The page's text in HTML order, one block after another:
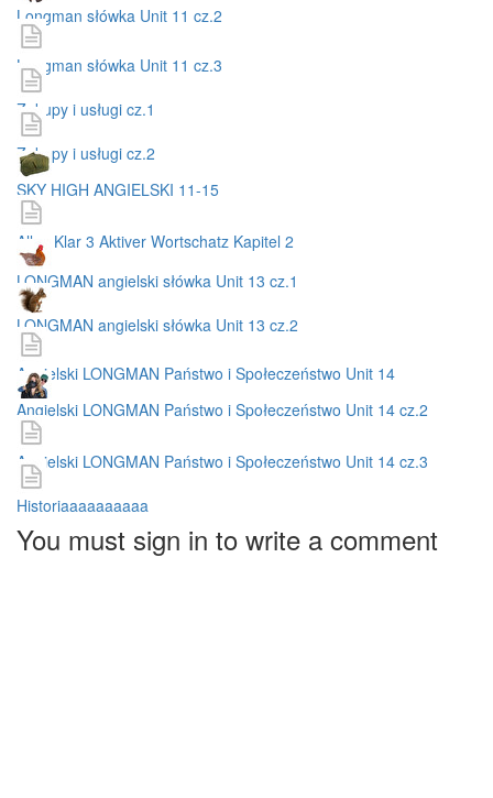
Longman słówka Unit 11 cz.2
Longman słówka Unit 11 cz.3
Zakupy i usługi cz.1
Zakupy i usługi cz.2
SKY HIGH ANGIELSKI 11-15
Alles Klar 3 Aktiver Wortschatz Kapitel 2
LONGMAN angielski słówka Unit 13 cz.1
LONGMAN angielski słówka Unit 13 cz.2
Angielski LONGMAN Państwo i Społeczeństwo Unit 14
Angielski LONGMAN Państwo i Społeczeństwo Unit 14 cz.2
Angielski LONGMAN Państwo i Społeczeństwo Unit 14 cz.3
Historiaaaaaaaaaa
You must sign in to write a comment